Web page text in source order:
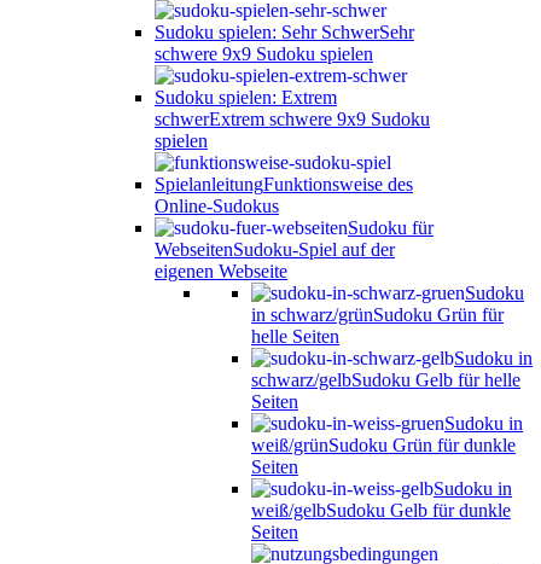
Sudoku spielen: Sehr SchwerSehr
schwere 9x9 Sudoku spielen
Sudoku spielen: Extrem
schwerExtrem schwere 9x9 Sudoku
spielen
SpielanleitungFunktionsweise des
Online-Sudokus
Sudoku für
WebseitenSudoku-Spiel auf der
eigenen Webseite
Sudoku
in schwarz/grünSudoku Grün für
helle Seiten
Sudoku in
schwarz/gelbSudoku Gelb für helle
Seiten
Sudoku in
weiß/grünSudoku Grün für dunkle
Seiten
Sudoku in
weiß/gelbSudoku Gelb für dunkle
Seiten